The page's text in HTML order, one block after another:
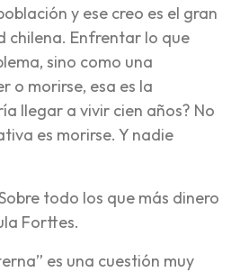
y ese creo es el gran
chilena. Enfrentar lo que
sino como una
o morirse, esa es la
llegar a vivir cien años? No
es morirse. Y nadie
todo los que más dinero
Forttes.
es una cuestión muy